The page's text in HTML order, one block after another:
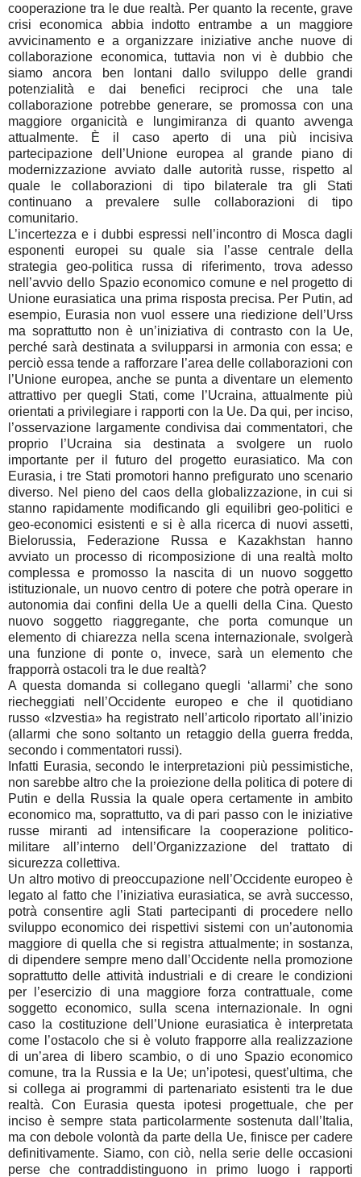
cooperazione tra le due realtà. Per quanto la recente, grave
crisi economica abbia indotto entrambe a un maggiore
avvicinamento e a organizzare iniziative anche nuove di
collaborazione economica, tuttavia non vi è dubbio che
siamo ancora ben lontani dallo sviluppo delle grandi
potenzialità e dai benefici reciproci che una tale
collaborazione potrebbe generare, se promossa con una
maggiore organicità e lungimiranza di quanto avvenga
attualmente. È il caso aperto di una più incisiva
partecipazione dell’Unione europea al grande piano di
modernizzazione avviato dalle autorità russe, rispetto al
quale le collaborazioni di tipo bilaterale tra gli Stati
continuano a prevalere sulle collaborazioni di tipo
comunitario.
L’incertezza e i dubbi espressi nell’incontro di Mosca dagli
esponenti europei su quale sia l’asse centrale della
strategia geo-politica russa di riferimento, trova adesso
nell’avvio dello Spazio economico comune e nel progetto di
Unione eurasiatica una prima risposta precisa. Per Putin, ad
esempio, Eurasia non vuol essere una riedizione dell’Urss
ma soprattutto non è un’iniziativa di contrasto con la Ue,
perché sarà destinata a svilupparsi in armonia con essa; e
perciò essa tende a rafforzare l’area delle collaborazioni con
l’Unione europea, anche se punta a diventare un elemento
attrattivo per quegli Stati, come l’Ucraina, attualmente più
orientati a privilegiare i rapporti con la Ue. Da qui, per inciso,
l’osservazione largamente condivisa dai commentatori, che
proprio l’Ucraina sia destinata a svolgere un ruolo
importante per il futuro del progetto eurasiatico. Ma con
Eurasia, i tre Stati promotori hanno prefigurato uno scenario
diverso. Nel pieno del caos della globalizzazione, in cui si
stanno rapidamente modificando gli equilibri geo-politici e
geo-economici esistenti e si è alla ricerca di nuovi assetti,
Bielorussia, Federazione Russa e Kazakhstan hanno
avviato un processo di ricomposizione di una realtà molto
complessa e promosso la nascita di un nuovo soggetto
istituzionale, un nuovo centro di potere che potrà operare in
autonomia dai confini della Ue a quelli della Cina. Questo
nuovo soggetto riaggregante, che porta comunque un
elemento di chiarezza nella scena internazionale, svolgerà
una funzione di ponte o, invece, sarà un elemento che
frapporrà ostacoli tra le due realtà?
A questa domanda si collegano quegli ‘allarmi’ che sono
riecheggiati nell’Occidente europeo e che il quotidiano
russo «Izvestia» ha registrato nell’articolo riportato all’inizio
(allarmi che sono soltanto un retaggio della guerra fredda,
secondo i commentatori russi).
Infatti Eurasia, secondo le interpretazioni più pessimistiche,
non sarebbe altro che la proiezione della politica di potere di
Putin e della Russia la quale opera certamente in ambito
economico ma, soprattutto, va di pari passo con le iniziative
russe miranti ad intensificare la cooperazione politico-
militare all’interno dell’Organizzazione del trattato di
sicurezza collettiva.
Un altro motivo di preoccupazione nell’Occidente europeo è
legato al fatto che l’iniziativa eurasiatica, se avrà successo,
potrà consentire agli Stati partecipanti di procedere nello
sviluppo economico dei rispettivi sistemi con un’autonomia
maggiore di quella che si registra attualmente; in sostanza,
di dipendere sempre meno dall’Occidente nella promozione
soprattutto delle attività industriali e di creare le condizioni
per l’esercizio di una maggiore forza contrattuale, come
soggetto economico, sulla scena internazionale. In ogni
caso la costituzione dell’Unione eurasiatica è interpretata
come l’ostacolo che si è voluto frapporre alla realizzazione
di un’area di libero scambio, o di uno Spazio economico
comune, tra la Russia e la Ue; un’ipotesi, quest’ultima, che
si collega ai programmi di partenariato esistenti tra le due
realtà. Con Eurasia questa ipotesi progettuale, che per
inciso è sempre stata particolarmente sostenuta dall’Italia,
ma con debole volontà da parte della Ue, finisce per cadere
definitivamente. Siamo, con ciò, nella serie delle occasioni
perse che contraddistinguono in primo luogo i rapporti